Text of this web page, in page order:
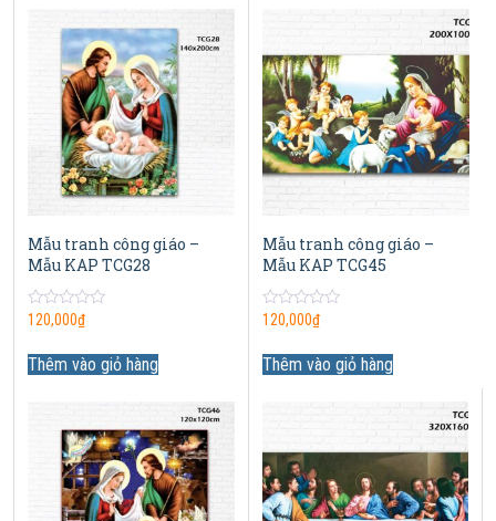
Mẫu tranh công giáo –
Mẫu KAP TCG28
0
5
120,000₫
Thêm vào giỏ hàng
Mẫu tranh công giáo –
Mẫu KAP TCG45
0
5
120,000₫
Thêm vào giỏ hàng